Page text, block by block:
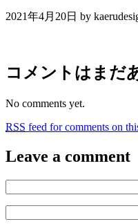
2021年4月20日 by
コメントはまだ
No comments yet.
RSS feed for comments on
Leave a comment